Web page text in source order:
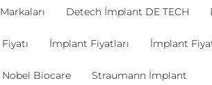
Detech İmplant DE TECH
İmplant Fiyatları İmplant
Nobel Biocare Straumann İmplant